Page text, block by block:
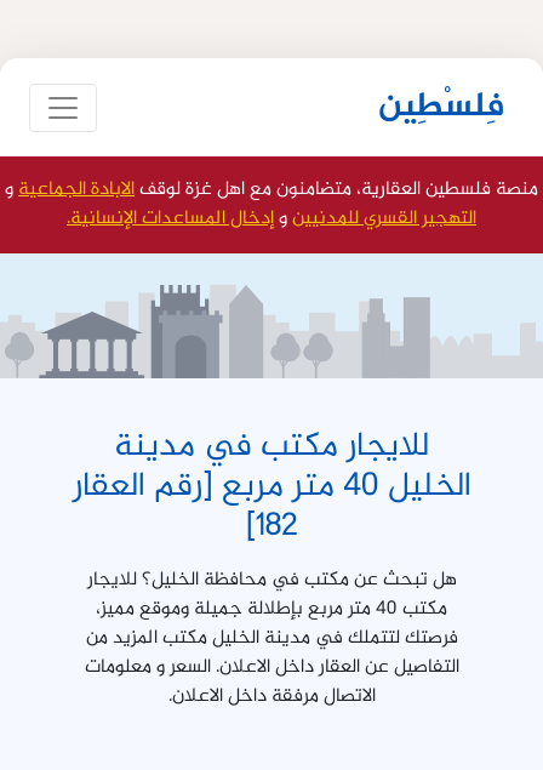
فِلسْطِين
منصة فلسطين العقارية، متضامنون مع اهل غزة لوقفالابادة الجماعيةو
التهجير القسري للمدنيينوإدخال المساعدات الإنسانية.
للايجار مكتب في مدينة
الخليل 40 متر مربع [رقم العقار
182]
هل تبحث عن مكتب في محافظة الخليل؟ للايجار
مكتب 40 متر مربع بإطلالة جميلة وموقع مميز،
فرصتك لتتملك في مدينة الخليل مكتب المزيد من
التفاصيل عن العقار داخل الاعلان. السعر و معلومات
الاتصال مرفقة داخل الاعلان.